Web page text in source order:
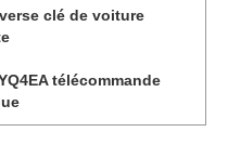
clé de voiture
télécommande